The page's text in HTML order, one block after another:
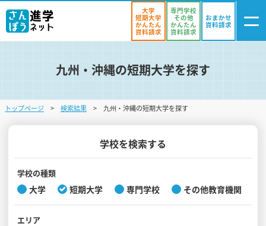
ログイン
・登録
気になる
学校を探す
オープンキャンパスを探す
入試・受験入門
大学
短期大学
かんたん
資料請求
専門学校
その他
かんたん
資料請求
おまかせ
資料請求
九州・沖縄の短期大学を探す
トップページ 検索結果 九州・沖縄の短期大学を探す
学校を検索する
学校の種類
大学 短期大学 専門学校 その他教育機関
エリア